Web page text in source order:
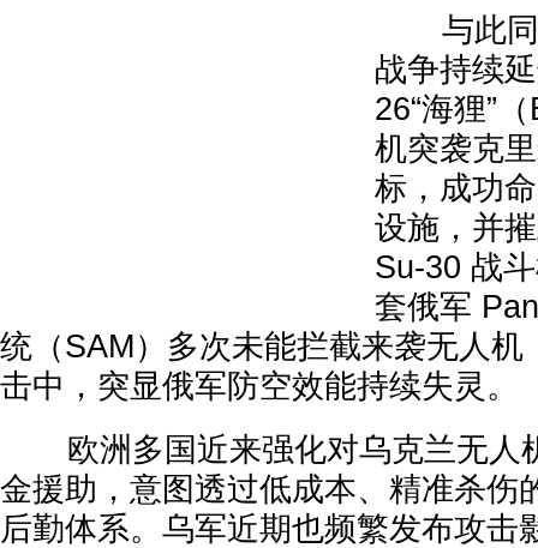
与此同
战争持续
26“海狸”
机突袭克
标，成功
设施，并
Su-30 战
套俄军
统（SAM）多次未能拦截来袭无人机
击中，突显俄军防空效能持续失灵。
欧洲多国近来强化对乌克兰无人
金援助，意图透过低成本、精准杀伤
后勤体系。乌军近期也频繁发布攻击